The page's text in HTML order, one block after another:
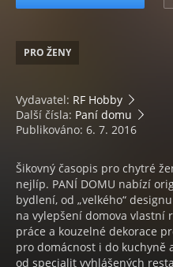
PRO ŽENY
Vydavatel: RF Hobby
Další čísla: Paní domu
Publikováno: 6. 7. 2016
Šikovný časopis pro chytré
nejlíp. PANÍ DOMU nabízí
bydlení, od „velkého“
na vylepšení domova vlastní
práce a kouzelné dekorace
pro domácnost i do kuchyně
od specialit vyhlášených